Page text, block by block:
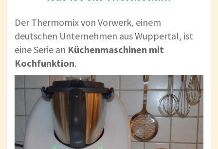
Der Thermomix von Vorwerk, einem
deutschen Unternehmen aus Wuppertal, ist
eine Serie an Küchenmaschinen mit
Kochfunktion.